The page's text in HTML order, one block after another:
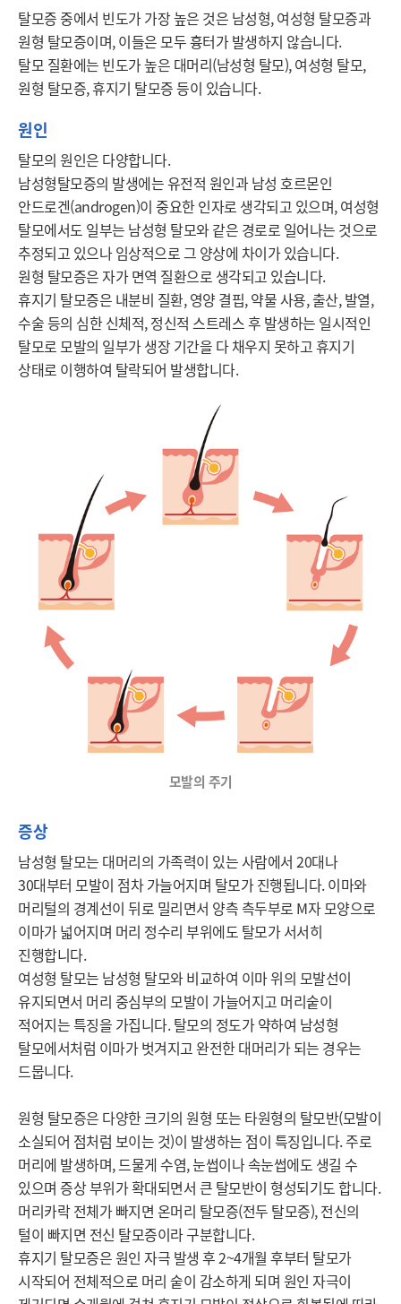
탈모증 중에서 빈도가 가장 높은 것은 남성형, 여성형 탈모증과
원형 탈모증이며, 이들은 모두 흉터가 발생하지 않습니다.
탈모 질환에는 빈도가 높은 대머리(남성형 탈모), 여성형 탈모,
원형 탈모증, 휴지기 탈모증 등이 있습니다.
원인
탈모의 원인은 다양합니다.
남성형탈모증의 발생에는 유전적 원인과 남성 호르몬인
안드로겐(androgen)이 중요한 인자로 생각되고 있으며, 여성형
탈모에서도 일부는 남성형 탈모와 같은 경로로 일어나는 것으로
추정되고 있으나 임상적으로 그 양상에 차이가 있습니다.
원형 탈모증은 자가 면역 질환으로 생각되고 있습니다.
휴지기 탈모증은 내분비 질환, 영양 결핍, 약물 사용, 출산, 발열,
수술 등의 심한 신체적, 정신적 스트레스 후 발생하는 일시적인
탈모로 모발의 일부가 생장 기간을 다 채우지 못하고 휴지기
상태로 이행하여 탈락되어 발생합니다.
모발의 주기
증상
남성형 탈모는 대머리의 가족력이 있는 사람에서 20대나
30대부터 모발이 점차 가늘어지며 탈모가 진행됩니다. 이마와
머리털의 경계선이 뒤로 밀리면서 양측 측두부로 M자 모양으로
이마가 넓어지며 머리 정수리 부위에도 탈모가 서서히
진행합니다.
여성형 탈모는 남성형 탈모와 비교하여 이마 위의 모발선이
유지되면서 머리 중심부의 모발이 가늘어지고 머리숱이
적어지는 특징을 가집니다. 탈모의 정도가 약하여 남성형
탈모에서처럼 이마가 벗겨지고 완전한 대머리가 되는 경우는
드뭅니다.
원형 탈모증은 다양한 크기의 원형 또는 타원형의 탈모반(모발이
소실되어 점처럼 보이는 것)이 발생하는 점이 특징입니다. 주로
머리에 발생하며, 드물게 수염, 눈썹이나 속눈썹에도 생길 수
있으며 증상 부위가 확대되면서 큰 탈모반이 형성되기도 합니다.
머리카락 전체가 빠지면 온머리 탈모증(전두 탈모증), 전신의
털이 빠지면 전신 탈모증이라 구분합니다.
휴지기 탈모증은 원인 자극 발생 후 2~4개월 후부터 탈모가
시작되어 전체적으로 머리 숱이 감소하게 되며 원인 자극이